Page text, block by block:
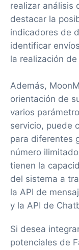
realizar análisis
destacar la
indicadores de
identificar
la realización
Además,
orientación de
varios
servicio, puede
para diferentes
número
tienen la
del sistema a
la API de
y la API de
Si desea
potenciales de